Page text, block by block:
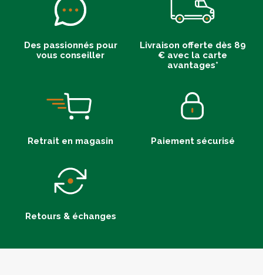
Des passionnés pour
vous conseiller
Livraison offerte dès 89
€ avec la carte
avantages*
Retrait en magasin Paiement sécurisé
Retours & échanges